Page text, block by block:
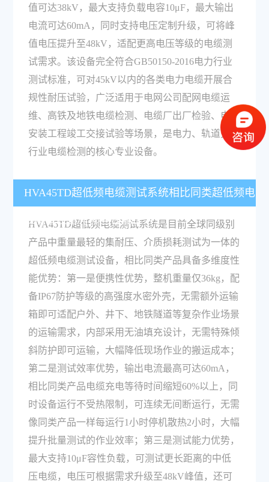
值可达38kV，最大支持负载电容10μF，最大输出
电流可达60mA，同时支持电压定制升级，可将峰
值电压提升至48kV，适配更高电压等级的电缆测
试需求。该设备完全符合GB50150-2016电力行业
测试标准，可对45kV以内的各类电力电缆开展合
规性耐压试验，广泛适用于电网公司配网电缆运
维、高铁及地铁电缆检测、电缆厂出厂检验、电缆
安装工程竣工交接试验等场景，是电力、轨道交通
行业电缆检测的核心专业设备。
HVA45TD超低频电缆测试系统相比同类超低频电
缆测试设备有哪些性能优势？
HVA45TD超低频电缆测试系统是目前全球同级别
产品中重量最轻的集耐压、介质损耗测试为一体的
超低频电缆测试设备，相比同类产品具备多维度性
能优势：第一是便携性优势，整机重量仅36kg，配
备IP67防护等级的高强度水密外壳，无需额外运输
箱即可适配户外、井下、地铁隧道等复杂作业场景
的运输需求，内部采用无油填充设计，无需特殊倾
斜防护即可运输，大幅降低现场作业的搬运成本；
第二是测试效率优势，输出电流最高可达60mA，
相比同类产品电缆充电等待时间缩短60%以上，同
时设备运行不受热限制，可连续无间断运行，无需
像同类产品一样每运行1小时停机散热2小时，大幅
提升批量测试的作业效率；第三是测试能力优势，
最大支持10μF容性负载，可测试更长距离的中低
压电缆，电压可根据需求升级至48kV峰值，还可